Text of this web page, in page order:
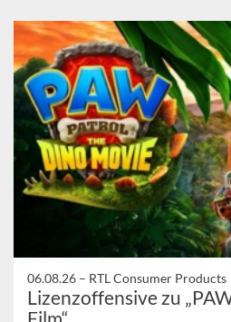
06.08.26 – RTL Consumer Products
Lizenzoffensive zu